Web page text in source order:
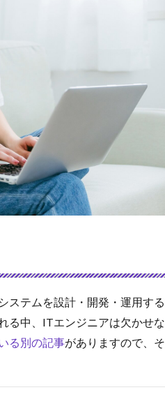
ステムを設計・開発・運用す
る中、ITエンジニアは欠かせ
る別の記事がありますので、